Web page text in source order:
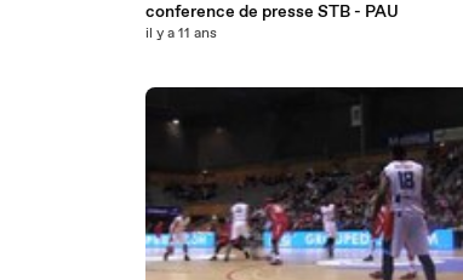
conference de presse STB - PAU
il y a 11 ans